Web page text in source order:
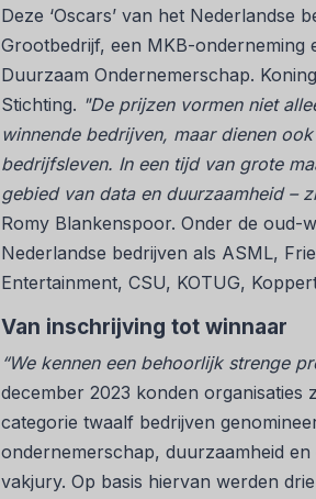
Deze ‘Oscars’ van het Nederlandse
Grootbedrijf, een MKB-
Duurzaam Ondernemerschap.
Stichting. "De prijzen vormen niet
winnende bedrijven, maar dienen
bedrijfsleven. In een tijd van grote
gebied van data en duurzaamheid –
Romy Blankenspoor. Onder de oud-
Nederlandse bedrijven als ASML,
Entertainment, CSU, KOTUG,
Van inschrijving tot winnaar
“We kennen een behoorlijk strenge
december 2023 konden organisaties
categorie twaalf bedrijven
ondernemerschap, duurzaamheid
vakjury. Op basis hiervan werden